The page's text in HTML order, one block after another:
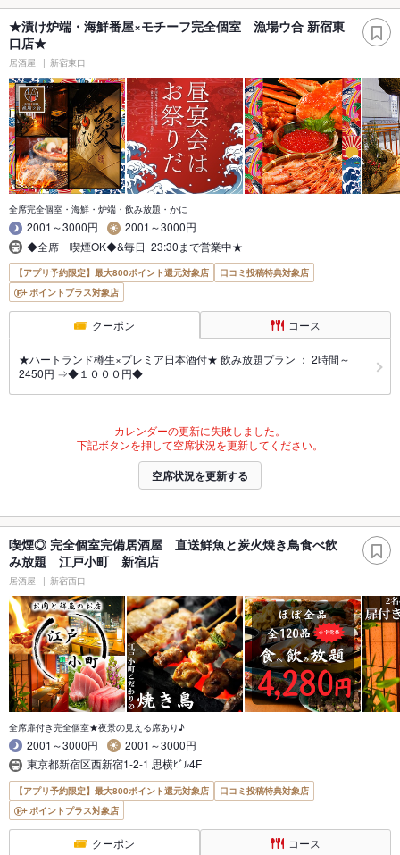
★漬け炉端・海鮮番屋×モチーフ完全個室 漁場ウ合 新宿東
口店★
居酒屋 新宿東口
全席完全個室・海鮮・炉端・飲み放題・かに
2001～3000円
2001～3000円
◆全席 ･ 喫煙OK◆&毎日･23:30まで営業中★
【アプリ予約限定】最大800ポイント還元対象店
口コミ投稿特典対象店
ポイントプラス対象店
クーポン コース
★ハートランド樽生×プレミア日本酒付★ 飲み放題プラン ： 2時間～
2450円 ⇒◆１０００円◆
カレンダーの更新に失敗しました。
下記ボタンを押して空席状況を更新してください。
空席状況を更新する
喫煙◎ 完全個室完備居酒屋 直送鮮魚と炭火焼き鳥食べ飲
み放題 江戸小町 新宿店
居酒屋 新宿西口
全席扉付き完全個室★夜景の見える席あり♪
2001～3000円
2001～3000円
東京都新宿区西新宿1-2-1 思横ﾋﾞﾙ4F
【アプリ予約限定】最大800ポイント還元対象店
口コミ投稿特典対象店
ポイントプラス対象店
クーポン コース